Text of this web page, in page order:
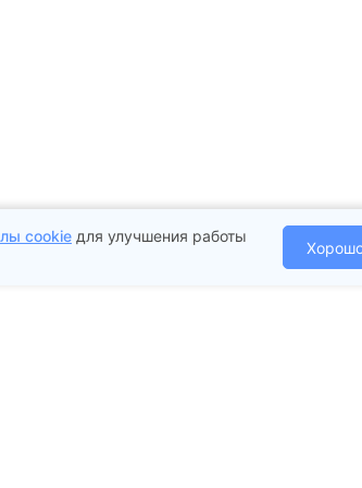
cookie для улучшения работы